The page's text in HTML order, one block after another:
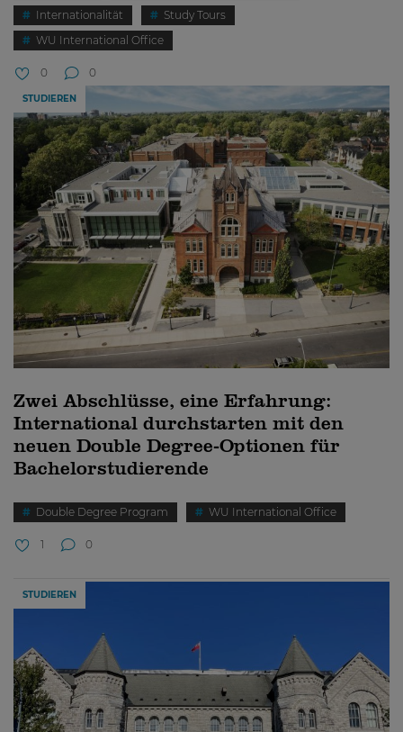
Internationalität
Study Tours
WU International Office
0 0
STUDIEREN
Zwei Abschlüsse, eine Erfahrung:
International durchstarten mit den
neuen Double Degree-Optionen für
Bachelorstudierende
Double Degree Program WU International Office
1 0
STUDIEREN